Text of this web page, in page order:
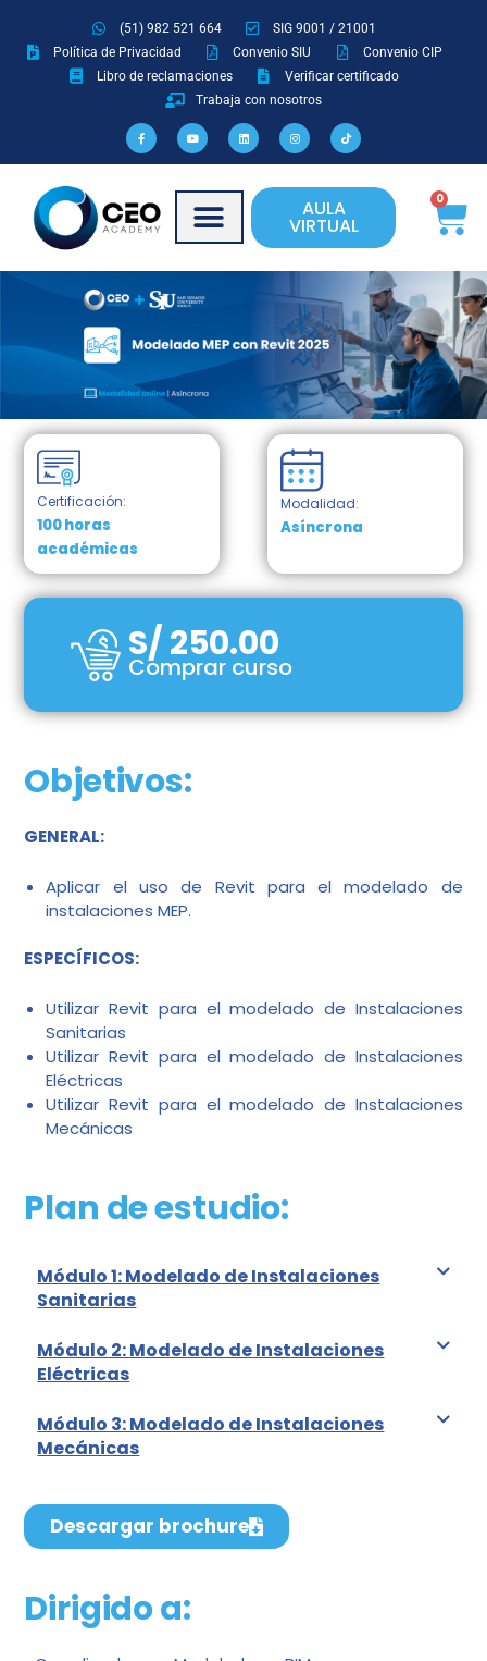
contenido
(51) 982 521 664
SIG 9001 / 21001
Política de Privacidad
Convenio SIU
Convenio CIP
Libro de reclamaciones
Verificar certificado
Trabaja con nosotros
F
a
c
k
-
f
Y
o
e
L
i
i
I
n
m
T
i
AULA
VIRTUAL
0
Certificación:
100 horas
académicas
Modalidad:
Asíncrona
S/250.00
Comprar curso
Objetivos:
GENERAL:
Aplicar el uso de Revit para el modelado de
instalaciones MEP.
ESPECÍFICOS:
Utilizar Revit para el modelado de Instalaciones
Sanitarias
Utilizar Revit para el modelado de Instalaciones
Eléctricas
Utilizar Revit para el modelado de Instalaciones
Mecánicas
Plan de estudio:
Módulo 1: Modelado de Instalaciones
Sanitarias
Módulo 2: Modelado de Instalaciones
Eléctricas
Módulo 3: Modelado de Instalaciones
Mecánicas
Descargar brochure
Dirigido a: